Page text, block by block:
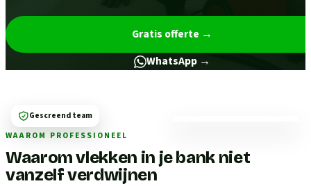
Gratis offerte →
WhatsApp →
WAAROM PROFESSIONEEL
Waarom vlekken in je bank niet
vanzelf verdwijnen
Gescreend team